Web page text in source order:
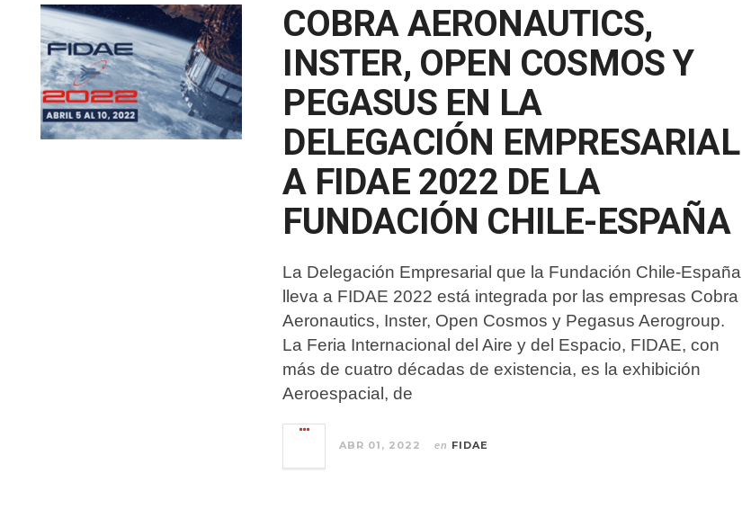
COBRA AERONAUTICS,
INSTER, OPEN COSMOS Y
PEGASUS EN LA
DELEGACIÓN EMPRESARIAL
A FIDAE 2022 DE LA
FUNDACIÓN CHILE-ESPAÑA
La Delegación Empresarial que la Fundación Chile-España
lleva a FIDAE 2022 está integrada por las empresas Cobra
Aeronautics, Inster, Open Cosmos y Pegasus Aerogroup.
La Feria Internacional del Aire y del Espacio, FIDAE, con
más de cuatro décadas de existencia, es la exhibición
Aeroespacial, de
ABR 01, 2022 en FIDAE